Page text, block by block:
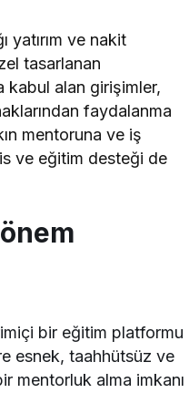
yatırım ve nakit
tasarlanan
kabul alan girişimler,
faydalanma
mentoruna ve iş
ve eğitim desteği de
bir eğitim platformu
esnek, taahhütsüz ve
mentorluk alma imkanı